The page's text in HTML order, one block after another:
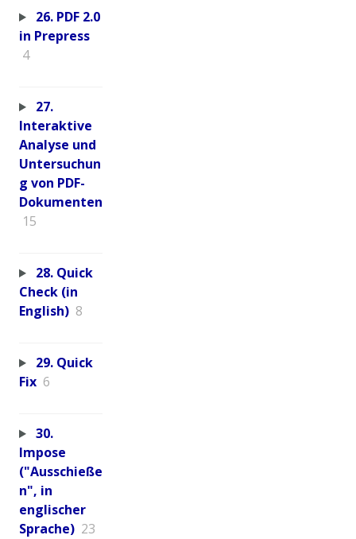
26. PDF 2.0
in Prepress
4
27.
Interaktive
Analyse und
Untersuchun
g von PDF-
Dokumenten
15
28. Quick
Check (in
English) 8
29. Quick
Fix 6
30.
Impose
("Ausschieße
n", in
englischer
Sprache) 23